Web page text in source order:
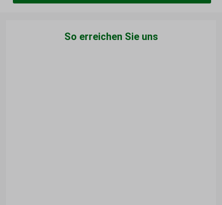
So erreichen Sie uns